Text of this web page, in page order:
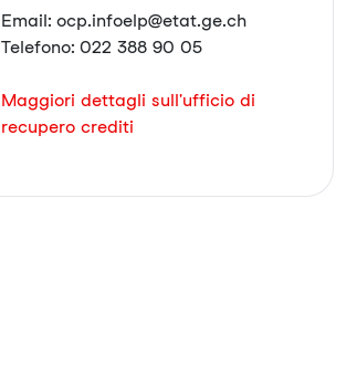
Email: ocp.infoelp@etat.ge.ch
Telefono: 022 388 90 05
Maggiori dettagli sull'ufficio di
recupero crediti